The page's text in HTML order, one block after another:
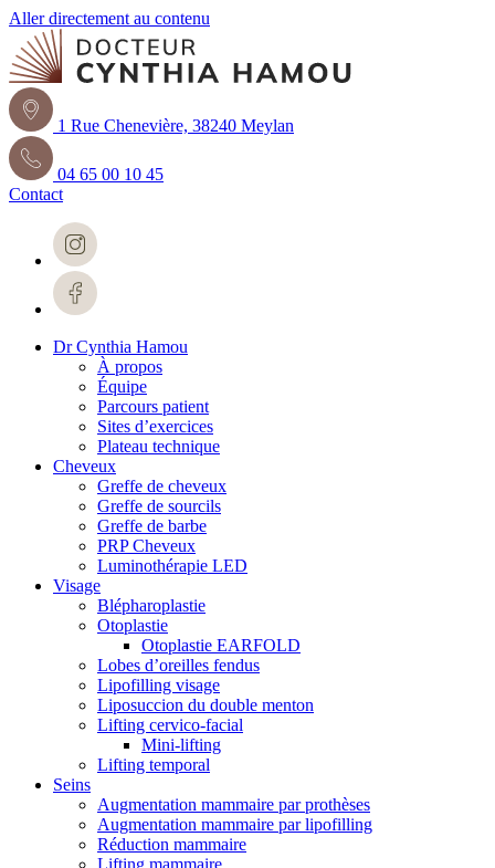
Aller directement au contenu
1 Rue Chenevière, 38240 Meylan
04 65 00 10 45
Contact
Dr Cynthia Hamou
À propos
Équipe
Parcours patient
Sites d’exercices
Plateau technique
Cheveux
Greffe de cheveux
Greffe de sourcils
Greffe de barbe
PRP Cheveux
Luminothérapie LED
Visage
Blépharoplastie
Otoplastie
Otoplastie EARFOLD
Lobes d’oreilles fendus
Lipofilling visage
Liposuccion du double menton
Lifting cervico-facial
Mini-lifting
Lifting temporal
Seins
Augmentation mammaire par prothèses
Augmentation mammaire par lipofilling
Réduction mammaire
Lifting mammaire